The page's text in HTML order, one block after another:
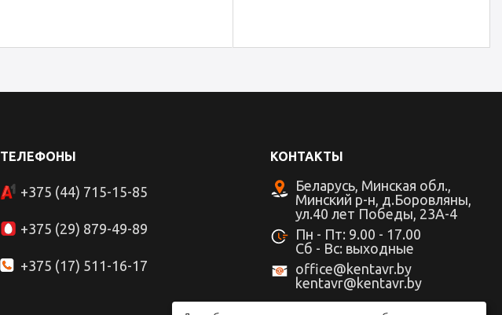
ТЕЛЕФОНЫ
+375 (44) 715-15-85
+375 (29) 879-49-89
+375 (17) 511-16-17
КОНТАКТЫ
Беларусь, Минская обл.,
Минский р-н, д.Боровляны,
ул.40 лет Победы, 23А-4
Пн - Пт: 9.00 - 17.00
Cб - Вс: выходные
office@kentavr.by
kentavr@kentavr.by